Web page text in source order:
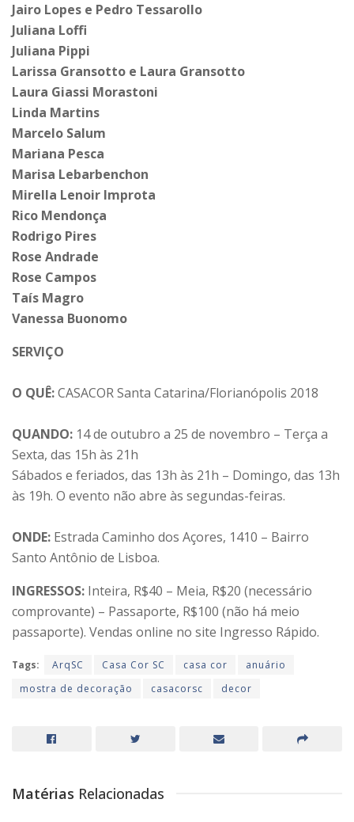
Jairo Lopes e Pedro Tessarollo
Juliana Loffi
Juliana Pippi
Larissa Gransotto e Laura Gransotto
Laura Giassi Morastoni
Linda Martins
Marcelo Salum
Mariana Pesca
Marisa Lebarbenchon
Mirella Lenoir Improta
Rico Mendonça
Rodrigo Pires
Rose Andrade
Rose Campos
Taís Magro
Vanessa Buonomo
SERVIÇO
O QUÊ:CASACOR Santa Catarina/Florianópolis 2018
QUANDO: 14 de outubro a 25 de novembro – Terça a
Sexta, das 15h às 21h
Sábados e feriados, das 13h às 21h – Domingo, das 13h
às 19h. O evento não abre às segundas-feiras.
ONDE: Estrada Caminho dos Açores, 1410 – Bairro
Santo Antônio de Lisboa.
INGRESSOS: Inteira, R$40 – Meia, R$20 (necessário
comprovante) – Passaporte, R$100 (não há meio
passaporte). Vendas online no site Ingresso Rápido.
Tags: ArqSC Casa Cor SC casa cor
anuário
mostra de decoração
casacorsc decor
Matérias Relacionadas